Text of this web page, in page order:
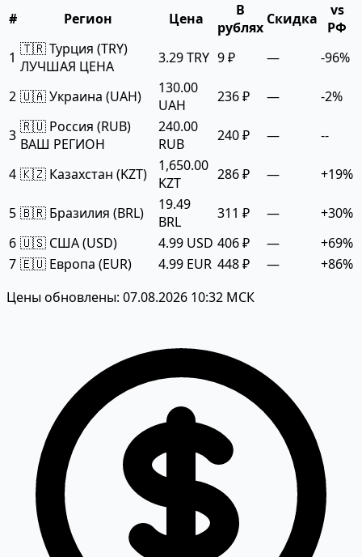
#
Регион Цена
В
рублях Скидка
vs
РФ
1 🇹🇷 Турция (TRY)
ЛУЧШАЯ ЦЕНА
3.29 TRY 9 ₽ — -96%
2 🇺🇦 Украина (UAH)
130.00
UAH
236 ₽ — -2%
3 🇷🇺 Россия (RUB)
ВАШ РЕГИОН
240.00
RUB
240 ₽ — --
4 🇰🇿 Казахстан (KZT)
1,650.00
KZT
286 ₽ — +19%
5 🇧🇷 Бразилия (BRL)
19.49
BRL
311 ₽ —
+30%
6 🇺🇸 США (USD) 4.99 USD 406 ₽ —
+69%
7 🇪🇺 Европа (EUR) 4.99 EUR 448 ₽ —
+86%
Цены обновлены: 07.08.2026 10:32 МСК